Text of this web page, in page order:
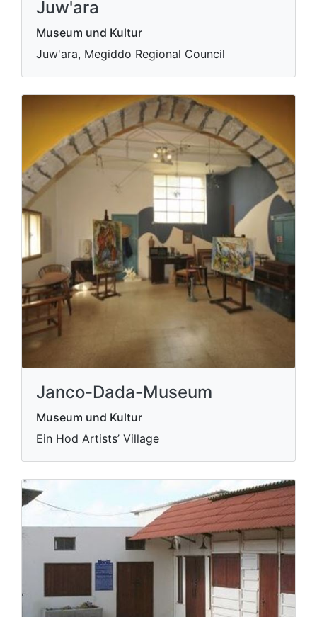
Juw'ara
Museum und Kultur
Juw'ara, Megiddo Regional Council
Janco-Dada-Museum
Museum und Kultur
Ein Hod Artists’ Village